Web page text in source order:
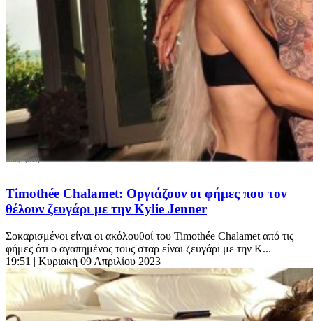
Timothée Chalamet: Οργιάζουν οι φήμες που τον
θέλουν ζευγάρι με την Kylie Jenner
Σοκαρισμένοι είναι οι ακόλουθοί του Timothée Chalamet από τις
φήμες ότι ο αγαπημένος τους σταρ είναι ζευγάρι με την K...
19:51 | Κυριακή 09 Απριλίου 2023